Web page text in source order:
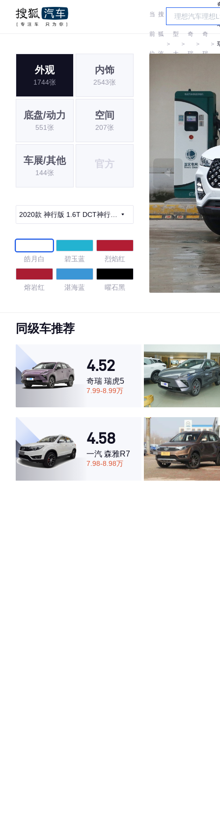
当
前
位
搜
狐
汽
＞
车
型
大
＞
奇
瑞
＞
奇
瑞
＞
外观
1744张
内饰
2543张
底盘/动力
551张
空间
207张
车展/其他
144张
官方
2020款 神行版 1.6T DCT神行5
皓月白 碧玉蓝 烈焰红
熔岩红 湛海蓝 曜石黑
红
4.7
·外观表现较为优秀，优于50%同级车
·内饰表现较为优秀，优于50%同级车
·空间表现一般，低于57%同级车
同级车推荐
4.52
奇瑞 瑞虎5
7.99-8.99万
4.58
一汽 森雅R7
7.98-8.98万